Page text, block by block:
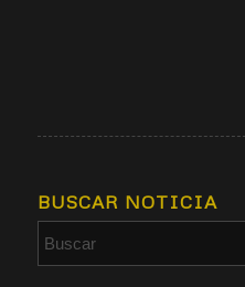
BUSCAR NOTICIA